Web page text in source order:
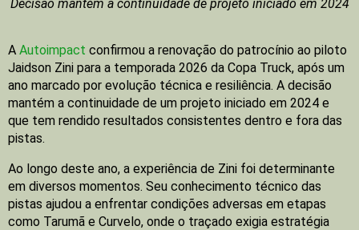
Decisão mantém a continuidade de projeto iniciado em 2024
A Autoimpact confirmou a renovação do patrocínio ao piloto
Jaidson Zini para a temporada 2026 da Copa Truck, após um
ano marcado por evolução técnica e resiliência. A decisão
mantém a continuidade de um projeto iniciado em 2024 e
que tem rendido resultados consistentes dentro e fora das
pistas.
Ao longo deste ano, a experiência de Zini foi determinante
em diversos momentos. Seu conhecimento técnico das
pistas ajudou a enfrentar condições adversas em etapas
como Tarumã e Curvelo, onde o traçado exigia estratégia